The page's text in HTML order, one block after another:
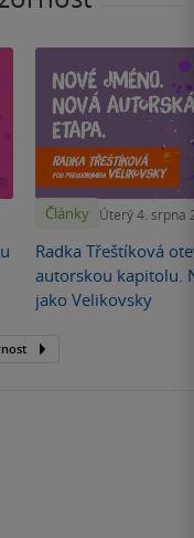
Články Úterý 4. srpna
Radka Třeštíková
autorskou kapitolu.
jako Velikovsky